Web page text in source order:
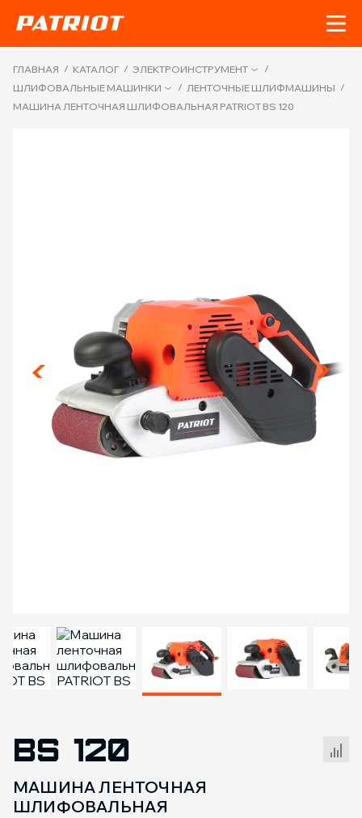
ГЛАВНАЯ / КАТАЛОГ / ЭЛЕКТРОИНСТРУМЕНТ
/
ШЛИФОВАЛЬНЫЕ МАШИНКИ
/ ЛЕНТОЧНЫЕ ШЛИФМАШИНЫ /
МАШИНА ЛЕНТОЧНАЯ ШЛИФОВАЛЬНАЯ PATRIOT BS 120
BS 120
МАШИНА ЛЕНТОЧНАЯ
ШЛИФОВАЛЬНАЯ